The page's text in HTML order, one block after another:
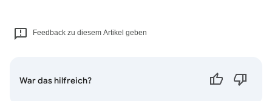
Feedback zu diesem Artikel geben
War das hilfreich?